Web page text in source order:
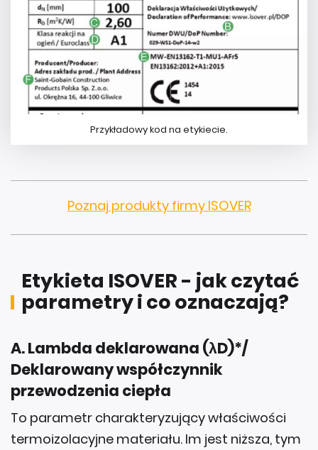
Przykładowy kod na etykiecie.
Poznaj produkty firmy ISOVER
Etykieta ISOVER - jak czytać
parametry i co oznaczają?
A. Lambda deklarowana (λD)*/
Deklarowany współczynnik
przewodzenia ciepła
To parametr charakteryzujący właściwości
termoizolacyjne materiału. Im jest niższa, tym